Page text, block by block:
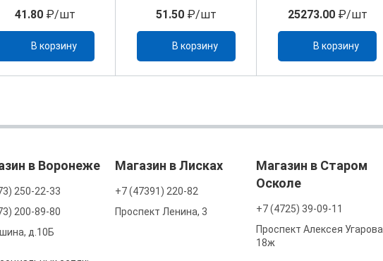
41.80 ₽/шт
В корзину
51.50 ₽/шт
В корзину
25273.00₽/шт
В корзину
в Воронеже
250-22-33
200-89-80
д.10Б
Магазин в Лисках
+7 (47391) 220-82
Проспект Ленина, 3
Магазин в Старом
Осколе
+7 (4725) 39-09-11
Проспект Алексея Угарова
18ж